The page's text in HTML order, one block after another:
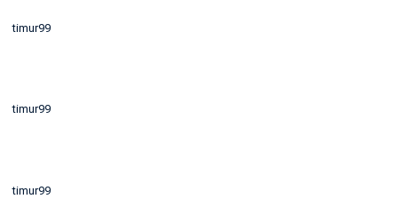
timur99
timur99
timur99